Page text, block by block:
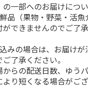
3,880円
(送料・税込) (
一部へのお届けについ
品（果物・野菜・活魚
できませんのでご了
みの場合は、お届けが
了承ください。
らの配送日数、ゆう
り短くなる場合がご